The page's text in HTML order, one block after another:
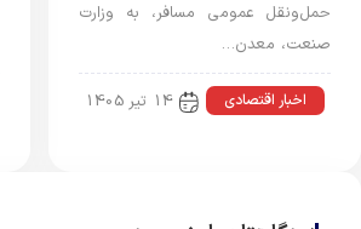
حمل‌ونقل عمومی مسافر، به وزارت
صنعت، معدن…
اخبار اقتصادی 14 تیر 1405